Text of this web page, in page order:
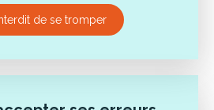
de se tromper